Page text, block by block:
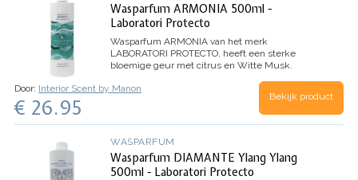
Wasparfum ARMONIA 500ml -
Laboratori Protecto
Wasparfum ARMONIA van het merk
LABORATORI PROTECTO, heeft een sterke
bloemige geur met citrus en Witte Musk.
evolueert het parfum beter en behoudt het de
Inhoud 500ml (voor 100
Door: Interior Scent by Manon
€ 26.95 Bekijk product
WASPARFUM
Wasparfum DIAMANTE Ylang Ylang
500ml - Laboratori Protecto